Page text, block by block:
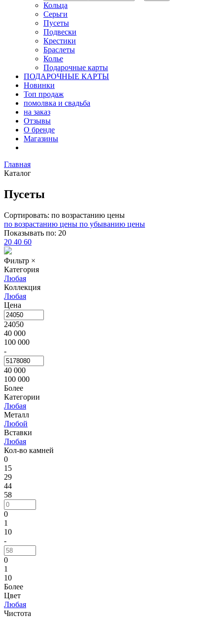
Кольца
Серьги
Пусеты
Подвески
Крестики
Браслеты
Колье
Подарочные карты
ПОДАРОЧНЫЕ КАРТЫ
Новинки
Топ продаж
помолвка и свадьба
на заказ
Отзывы
О бренде
Магазины
Главная
Каталог
Пусеты
Сортировать: по возрастанию цены
по возрастанию цены по убыванию цены
Показывать по: 20
20 40 60
Фильтр ×
Категория
Любая
Коллекция
Любая
Цена
24050
40 000
100 000
-
40 000
100 000
Более
Категории
Любая
Металл
Любой
Вставки
Любая
Кол-во камней
0
15
29
44
58
0
1
10
-
0
1
10
Более
Цвет
Любая
Чистота